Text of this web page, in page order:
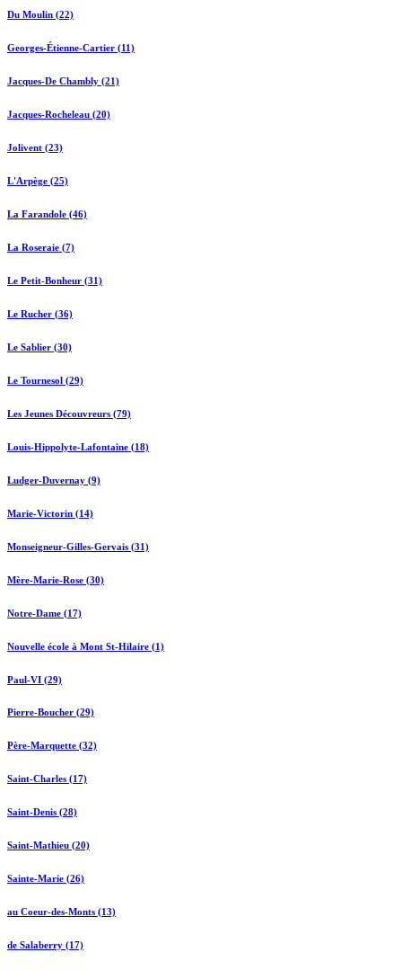
Du Moulin (22)
Georges-Étienne-Cartier (11)
Jacques-De Chambly (21)
Jacques-Rocheleau (20)
Jolivent (23)
L'Arpège (25)
La Farandole (46)
La Roseraie (7)
Le Petit-Bonheur (31)
Le Rucher (36)
Le Sablier (30)
Le Tournesol (29)
Les Jeunes Découvreurs (79)
Louis-Hippolyte-Lafontaine (18)
Ludger-Duvernay (9)
Marie-Victorin (14)
Monseigneur-Gilles-Gervais (31)
Mère-Marie-Rose (30)
Notre-Dame (17)
Nouvelle école à Mont St-Hilaire (1)
Paul-VI (29)
Pierre-Boucher (29)
Père-Marquette (32)
Saint-Charles (17)
Saint-Denis (28)
Saint-Mathieu (20)
Sainte-Marie (26)
au Coeur-des-Monts (13)
de Salaberry (17)